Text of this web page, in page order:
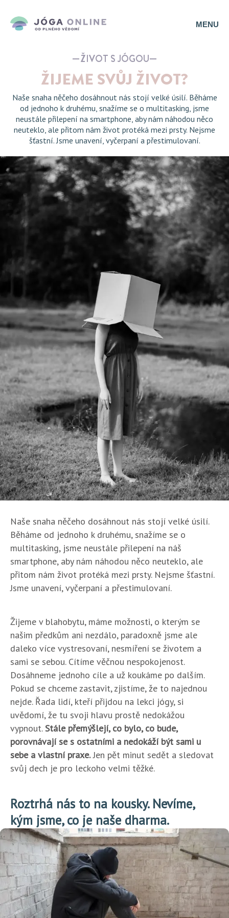
MENU
ŽIVOT S JÓGOU
ŽIJEME SVŮJ ŽIVOT?
Naše snaha něčeho dosáhnout nás stojí velké úsilí. Běháme
od jednoho k druhému, snažíme se o multitasking, jsme
neustále přilepení na smartphone, aby nám náhodou něco
neuteklo, ale přitom nám život protéká mezi prsty. Nejsme
šťastní. Jsme unavení, vyčerpaní a přestimulovaní.
Naše snaha něčeho dosáhnout nás stojí velké úsilí.
Běháme od jednoho k druhému, snažíme se o
multitasking, jsme neustále přilepení na náš
smartphone, aby nám náhodou něco neuteklo, ale
přitom nám život protéká mezi prsty. Nejsme šťastní.
Jsme unavení, vyčerpaní a přestimulovaní.
Žijeme v blahobytu, máme možnosti, o kterým se
našim předkům ani nezdálo, paradoxně jsme ale
daleko více vystresovaní, nesmíření se životem a
sami se sebou. Cítíme věčnou nespokojenost.
Dosáhneme jednoho cíle a už koukáme po dalším.
Pokud se chceme zastavit, zjistíme, že to najednou
nejde. Řada lidí, kteří přijdou na lekci jógy, si
uvědomí, že tu svoji hlavu prostě nedokážou
vypnout. Stále přemýšlejí, co bylo, co bude,
porovnávají se s ostatními a nedokáží být sami u
sebe a vlastní praxe.Jen pět minut sedět a sledovat
svůj dech je pro leckoho velmi těžké.
Roztrhá nás to na kousky. Nevíme,
kým jsme, co je naše dharma.